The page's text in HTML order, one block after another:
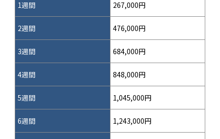
1週間 267,000円
2週間 476,000円
3週間 684,000円
4週間 848,000円
5週間 1,045,000円
6週間 1,243,000円